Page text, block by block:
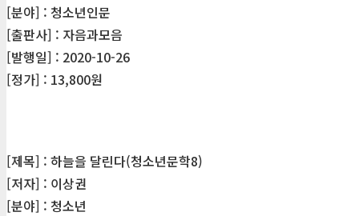
[분야] : 청소년인문
[출판사] : 자음과모음
[발행일] : 2020-10-26
[정가] : 13,800원
[제목] : 하늘을 달린다(청소년문학8)
[저자] : 이상권
[분야] : 청소년